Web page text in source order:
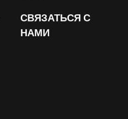
СВЯЗАТЬСЯ С
НАМИ